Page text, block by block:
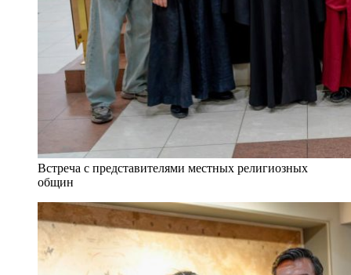
Встреча с представителями местных религиозных
общин